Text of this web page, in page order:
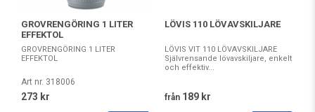
GROVRENGÖRING 1 LITER
EFFEKTOL
GROVRENGÖRING 1 LITER
EFFEKTOL
Art nr. 318006
273 kr
LÖVIS 110 LÖVAVSKILJARE
LÖVIS VIT 110 LÖVAVSKILJARE
Självrensande lövavskiljare, enkelt
och effektiv...
från 189 kr